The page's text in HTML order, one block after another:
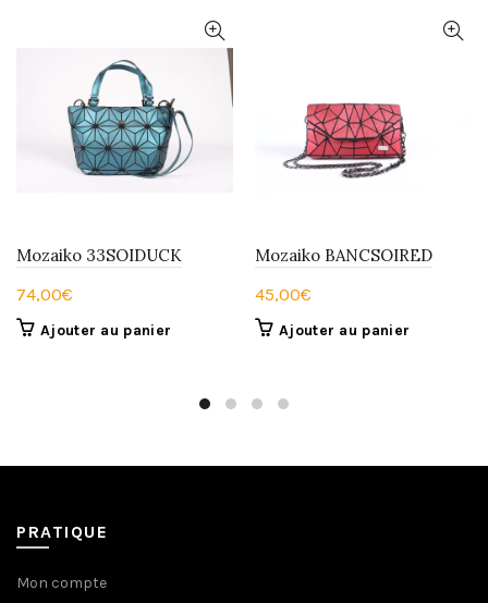
Mozaiko 33SOIDUCK
74,00€
Ajouter au panier
Mozaiko BANCSOIRED
45,00€
Ajouter au panier
PRATIQUE
Mon compte